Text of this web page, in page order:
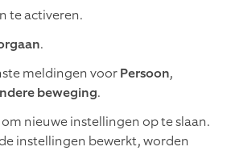
te activeren.
.
meldingen voorPersoon,
beweging.
om nieuwe instellingen op te slaan.
instellingen bewerkt, worden